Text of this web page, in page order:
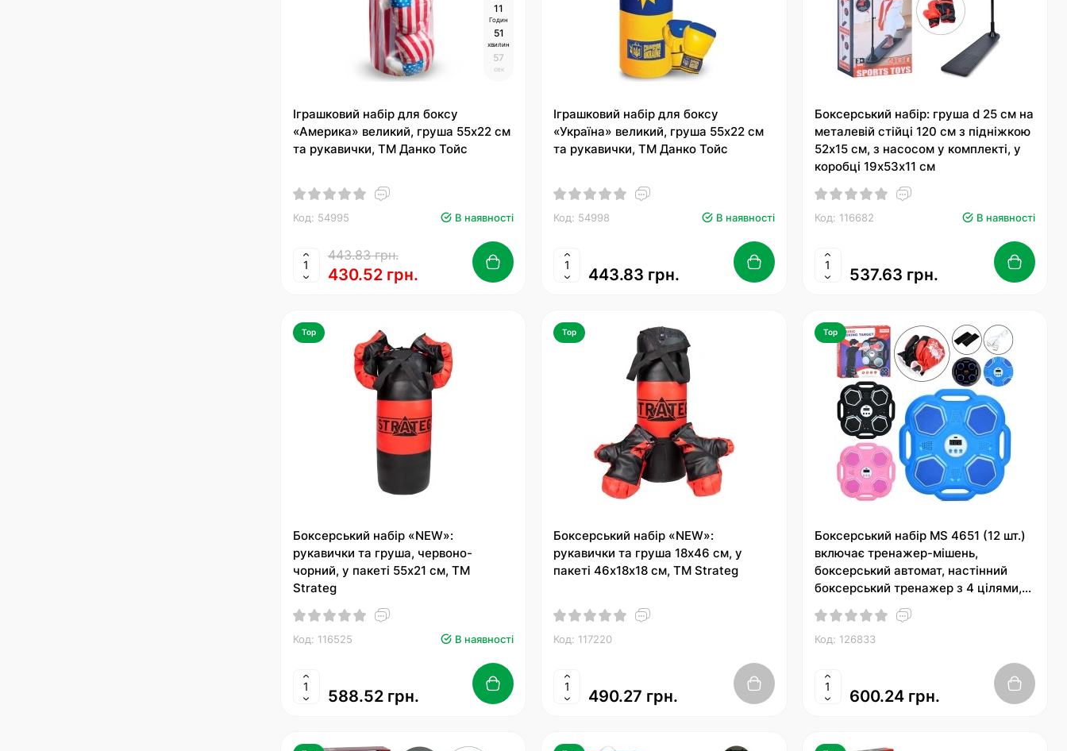
11
Годин
51
хвилин
56
сек
Іграшковий набір для боксу
«Америка» великий, груша 55х22 см
та рукавички, ТМ Данко Тойс
Код: 54995 В наявності
443.83 грн.
430.52 грн.
Іграшковий набір для боксу
«Україна» великий, груша 55х22 см
та рукавички, ТМ Данко Тойс
Код: 54998 В наявності
443.83 грн.
Боксерський набір: груша d 25 см на
металевій стійці 120 см з підніжкою
52х15 см, з насосом у комплекті, у
коробці 19х53х11 см
Код: 116682 В наявності
537.63 грн.
Top
Боксерський набір «NEW»:
рукавички та груша, червоно-
чорний, у пакеті 55х21 см, ТМ
Strateg
Код: 116525 В наявності
588.52 грн.
Top
Боксерський набір «NEW»:
рукавички та груша 18х46 см, у
пакеті 46х18х18 см, ТМ Strateg
Код: 117220
490.27 грн.
Top
Боксерський набір MS 4651 (12 шт.)
включає тренажер-мішень,
боксерський автомат, настінний
боксерський тренажер з 4 цілями,
розміром 30-30-4 см, акумулятор, 4
ці
Код: 126833
600.24 грн.